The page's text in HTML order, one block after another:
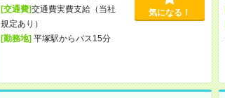
[交通費]交通費実費支給（当社
規定あり）
[勤務地]平塚駅からバス15分
気になる！